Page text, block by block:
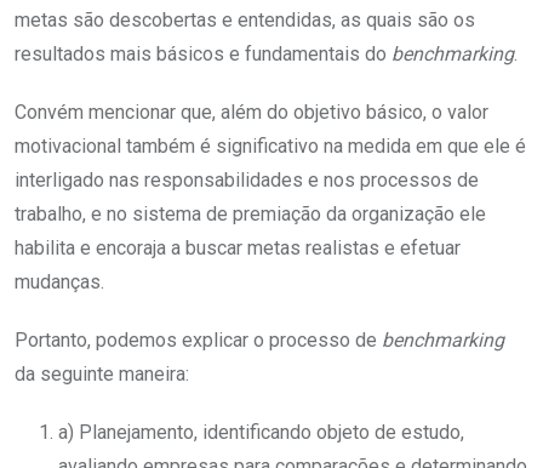
metas são descobertas e entendidas, as quais são os
resultados mais básicos e fundamentais do benchmarking.
Convém mencionar que, além do objetivo básico, o valor
motivacional também é significativo na medida em que ele é
interligado nas responsabilidades e nos processos de
trabalho, e no sistema de premiação da organização ele
habilita e encoraja a buscar metas realistas e efetuar
mudanças.
Portanto, podemos explicar o processo de benchmarking
da seguinte maneira:
a) Planejamento, identificando objeto de estudo,